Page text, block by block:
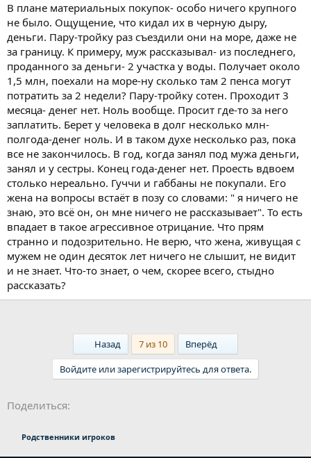
На мой взгляд - не в лудомании причина
В плане материальных покупок- особо ничего крупного
не было. Ощущение, что кидал их в черную дыру,
деньги. Пару-тройку раз съездили они на море, даже не
за границу. К примеру, муж рассказывал- из последнего,
проданного за деньги- 2 участка у воды. Получает около
1,5 млн, поехали на море-ну сколько там 2 пенса могут
потратить за 2 недели? Пару-тройку сотен. Проходит 3
месяца- денег нет. Ноль вообще. Просит где-то за него
заплатить. Берет у человека в долг несколько млн-
полгода-денег ноль. И в таком духе несколько раз, пока
все не закончилось. В год, когда занял под мужа деньги,
занял и у сестры. Конец года-денег нет. Проесть вдвоем
столько нереально. Гуччи и габбаны не покупали. Его
жена на вопросы встаёт в позу со словами: " я ничего не
знаю, это всё он, он мне ничего не рассказывает". То есть
впадает в такое агрессивное отрицание. Что прям
странно и подозрительно. Не верю, что жена, живущая с
мужем не один десяток лет ничего не слышит, не видит
и не знает. Что-то знает, о чем, скорее всего, стыдно
рассказать?
Назад 7 из 10 Вперёд
Войдите или зарегистрируйтесь для ответа.
Поделиться:
Родственники игроков